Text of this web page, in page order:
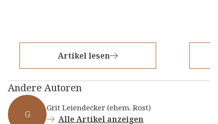
Artikel lesen
Andere Autoren
G
Grit Leiendecker (ehem. Rost)
Alle Artikel anzeigen